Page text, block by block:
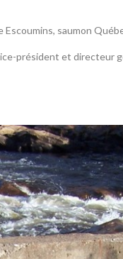
Escoumins, saumon
président et directeur